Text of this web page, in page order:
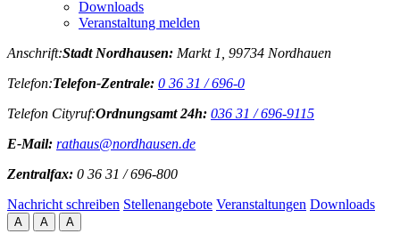
Downloads
Veranstaltung melden
Anschrift:Stadt Nordhausen: Markt 1, 99734 Nordhauen
Telefon:Telefon-Zentrale: 0 36 31 / 696-0
Telefon Cityruf:Ordnungsamt 24h: 036 31 / 696-9115
E-Mail: rathaus@nordhausen.de
Zentralfax: 0 36 31 / 696-800
Nachricht schreiben Stellenangebote Veranstaltungen Downloads
A A A